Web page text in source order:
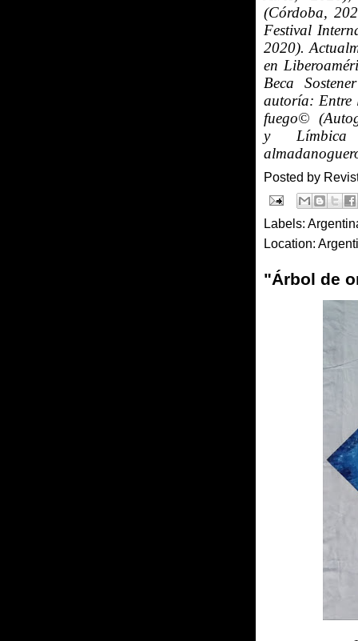
(Córdoba,
Festival
2020).
en
Beca
autoría: Entre
fuego©
y
Posted by
Labels:
Location:
"Árbol de